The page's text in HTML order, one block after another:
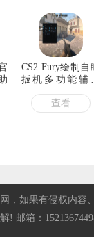
CS2·Fury绘制自
扳机多功能辅助
v1.3【云更新】
查看
，如果有侵权内容
! 邮箱：